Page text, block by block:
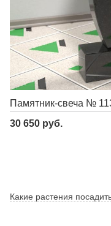
Памятник-свеча №
30 650 руб.
Какие растения